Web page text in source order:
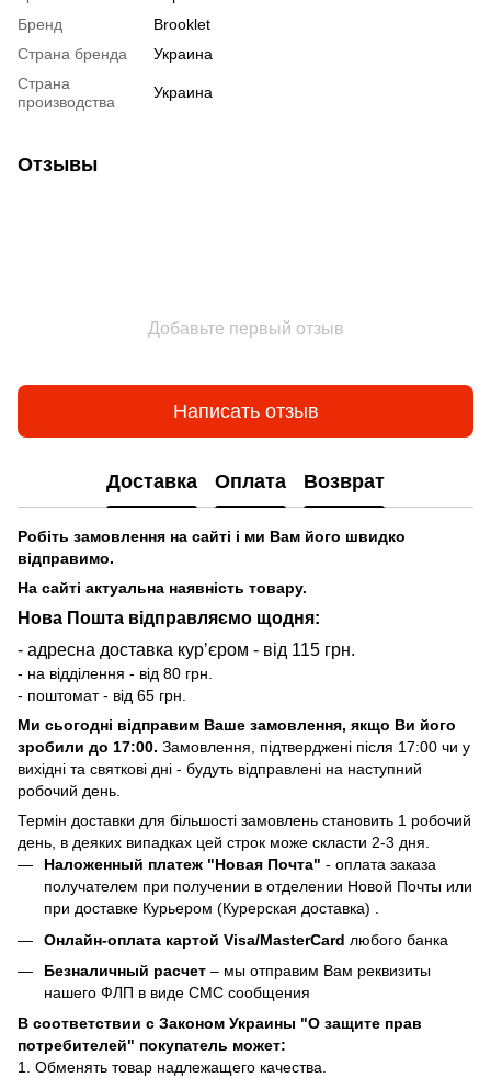
Бренд
Brooklet
Страна бренда
Украина
Страна
производства
Украина
Отзывы
Добавьте первый отзыв
Написать отзыв
Доставка Оплата Возврат
Робіть замовлення на сайті і ми Вам його швидко
відправимо.
На сайті актуальна наявність товару.
Нова Пошта відправляємо щодня:
- адресна доставка курʼєром - від 115 грн.
- на відділення - від 80 грн.
- поштомат - від 65 грн.
Ми сьогодні відправим Ваше замовлення, якщо Ви його
зробили до 17:00. Замовлення, підтверджені після 17:00 чи у
вихідні та святкові дні - будуть відправлені на наступний
робочий день.
Термін доставки для більшості замовлень становить 1 робочий
день, в деяких випадках цей строк може скласти 2-3 дня.
Наложенный платеж "Новая Почта" - оплата заказа
получателем при получении в отделении Новой Почты или
при доставке Курьером (Курерская доставка) .
Онлайн-оплата картой Visa/MasterCard любого банка
Безналичный расчет – мы отправим Вам реквизиты
нашего ФЛП в виде СМС сообщения
В соответствии с Законом Украины "О защите прав
потребителей" покупатель может:
1. Обменять товар надлежащего качества.